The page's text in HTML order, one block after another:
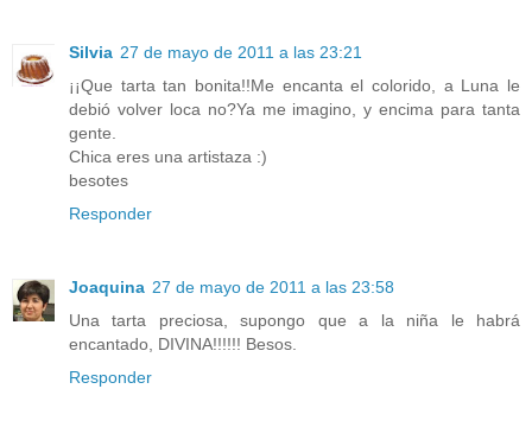
Silvia 27 de mayo de 2011 a las 23:21
¡¡Que tarta tan bonita!!Me encanta el colorido, a Luna le
debió volver loca no?Ya me imagino, y encima para tanta
gente.
Chica eres una artistaza :)
besotes
Responder
Joaquina 27 de mayo de 2011 a las 23:58
Una tarta preciosa, supongo que a la niña le habrá
encantado, DIVINA!!!!!! Besos.
Responder